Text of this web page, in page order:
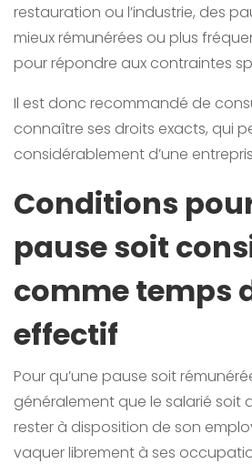
restauration ou l’industrie, des
mieux rémunérées ou plus
pour répondre aux contraintes
Il est donc recommandé de
connaître ses droits exacts, qui
considérablement d’une
Conditions
pause soit
comme temps
effectif
Pour qu’une pause soit
généralement que le salarié soit
rester à disposition de son
vaquer librement à ses